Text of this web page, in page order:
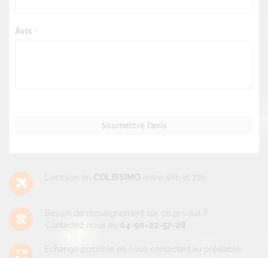
Livraison en COLISSIMO entre 48h et 72h.
Besoin de renseignement sur ce produit ?
Contactez nous au 04-90-22-57-28
Echange possible en nous contactant au préalable.
Avis
Soumettre l'avis